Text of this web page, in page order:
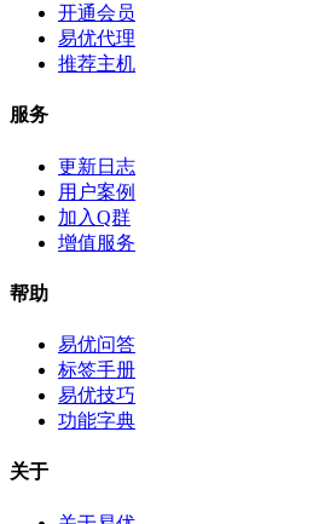
开通会员
易优代理
推荐主机
服务
更新日志
用户案例
加入Q群
增值服务
帮助
易优问答
标签手册
易优技巧
功能字典
关于